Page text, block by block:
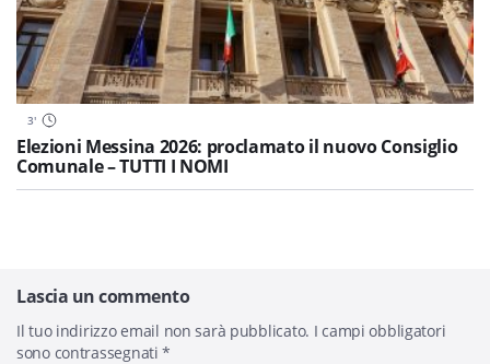
3'
Elezioni Messina 2026: proclamato il nuovo Consiglio
Comunale – TUTTI I NOMI
Lascia un commento
Il tuo indirizzo email non sarà pubblicato. I campi obbligatori
sono contrassegnati*